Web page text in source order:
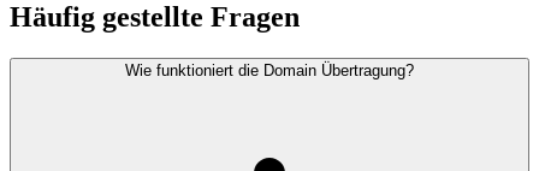
Häufig gestellte Fragen
Wie funktioniert die Domain Übertragung?